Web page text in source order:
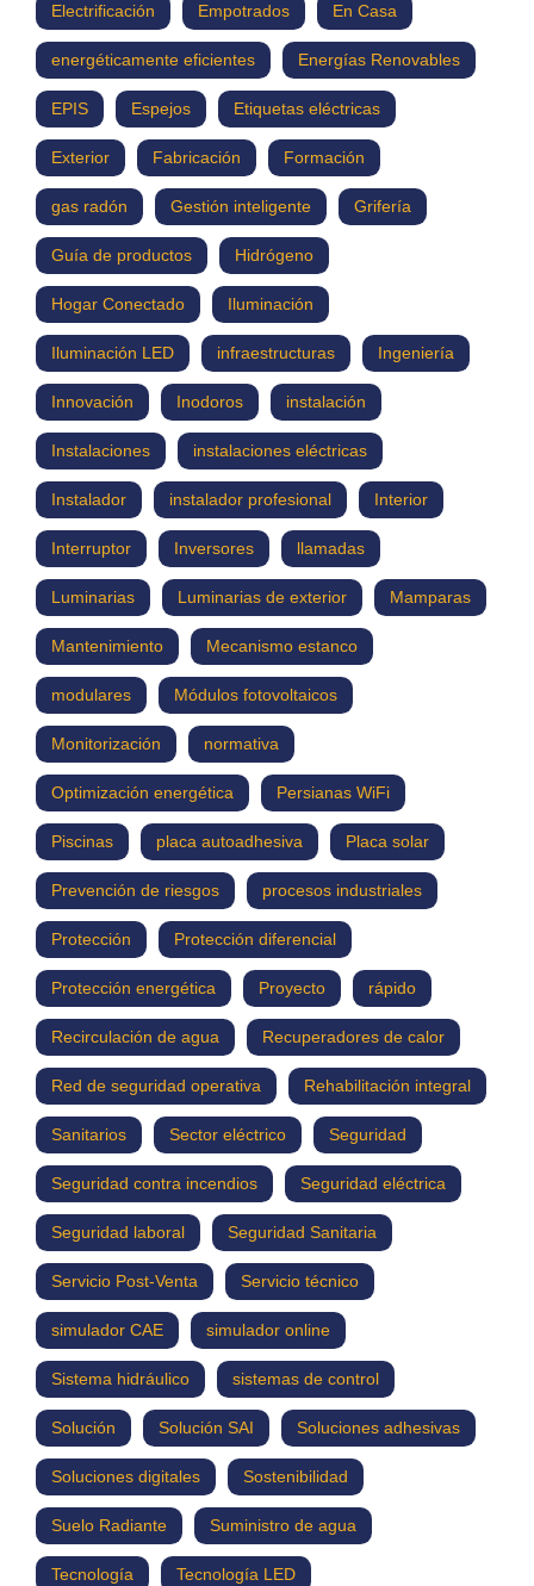
Electrificación Empotrados En Casa
energéticamente eficientes Energías Renovables
EPIS Espejos Etiquetas eléctricas
Exterior Fabricación Formación
gas radón Gestión inteligente Grifería
Guía de productos Hidrógeno
Hogar Conectado Iluminación
Iluminación LED infraestructuras Ingeniería
Innovación Inodoros instalación
Instalaciones instalaciones eléctricas
Instalador instalador profesional Interior
Interruptor Inversores llamadas
Luminarias Luminarias de exterior Mamparas
Mantenimiento Mecanismo estanco
modulares Módulos fotovoltaicos
Monitorización normativa
Optimización energética Persianas WiFi
Piscinas placa autoadhesiva Placa solar
Prevención de riesgos procesos industriales
Protección Protección diferencial
Protección energética Proyecto rápido
Recirculación de agua Recuperadores de calor
Red de seguridad operativa Rehabilitación integral
Sanitarios Sector eléctrico Seguridad
Seguridad contra incendios Seguridad eléctrica
Seguridad laboral Seguridad Sanitaria
Servicio Post-Venta Servicio técnico
simulador CAE simulador online
Sistema hidráulico sistemas de control
Solución Solución SAI Soluciones adhesivas
Soluciones digitales Sostenibilidad
Suelo Radiante Suministro de agua
Tecnología Tecnología LED